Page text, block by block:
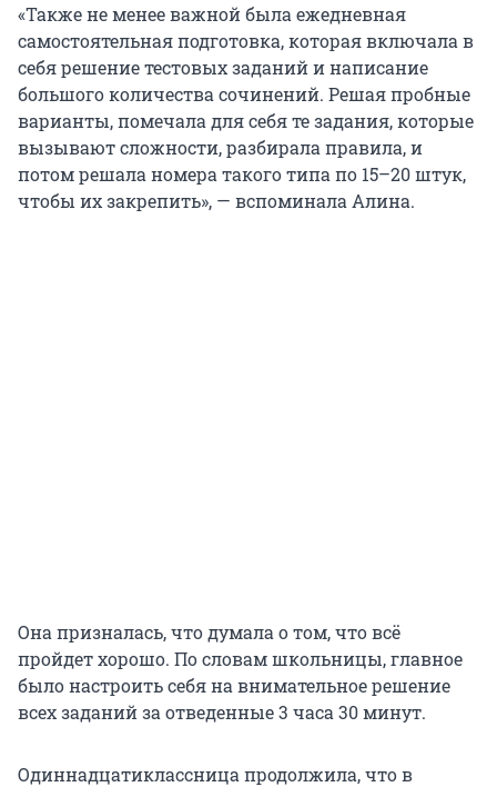
«Также не менее важной была ежедневная
самостоятельная подготовка, которая включала в
себя решение тестовых заданий и написание
большого количества сочинений. Решая пробные
варианты, помечала для себя те задания, которые
вызывают сложности, разбирала правила, и
потом решала номера такого типа по 15–20 штук,
чтобы их закрепить», — вспоминала Алина.
Она призналась, что думала о том, что всё
пройдет хорошо. По словам школьницы, главное
было настроить себя на внимательное решение
всех заданий за отведенные 3 часа 30 минут.
Одиннадцатиклассница продолжила, что в